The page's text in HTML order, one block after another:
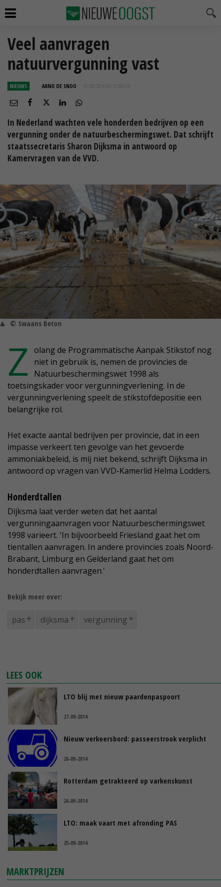
Veel aanvragen
natuurvergunning vast
NIEUWS ARNO DE SNOO 01 OKT 2014 OM 12:58
In Nederland wachten vele honderden bedrijven op een
vergunning onder de natuurbeschermingswet. Dat schrijft
staatssecretaris Sharon Dijksma in antwoord op
Kamervragen van de VVD.
© Swaans Beton
Z olang de Programmatische Aanpak Stikstof nog
niet in gebruik is, nemen de provincies de
Natuurbeschermingswet 1998 als
toetsingskader voor vergunningverlening. In de
vergunningverlening speelt de stikstofdepositie een
belangrijke rol.
Het exacte aantal bedrijven per provincie, dat in een
impasse verkeert ten gevolge van het gevoerde
ammoniakbeleid, is mij niet bekend, schrijft Dijksma in
antwoord op vragen van VVD-Kamerlid Helma Lodders.
Honderdtallen
Dijksma laat verder weten dat het aantal
vergunningaanvragen voor Natuurbeschermingswet
1998 varieert. 'In bijvoorbeeld Friesland gaat het om
tientallen aanvragen. In andere provincies zoals Noord-
Brabant, Limburg en Gelderland gaat het om
honderdtallen aanvragen.'
Bekijk meer over:
pas dijksma vergunning
LEES OOK
LTO blij met nieuw paardenpaspoort
27-09-2014
Nieuw verkeersbord: passeerstrook verplicht
26-09-2014
Rotterdam getrakteerd op varkenskunst
26-09-2014
LTO: maak vaart met afronding PAS
25-09-2014
MARKTPRIJZEN